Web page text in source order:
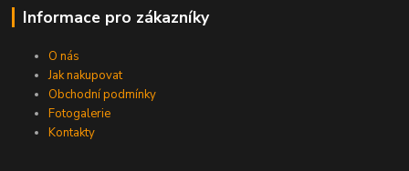
Informace pro zákazníky
O nás
Jak nakupovat
Obchodní podmínky
Fotogalerie
Kontakty